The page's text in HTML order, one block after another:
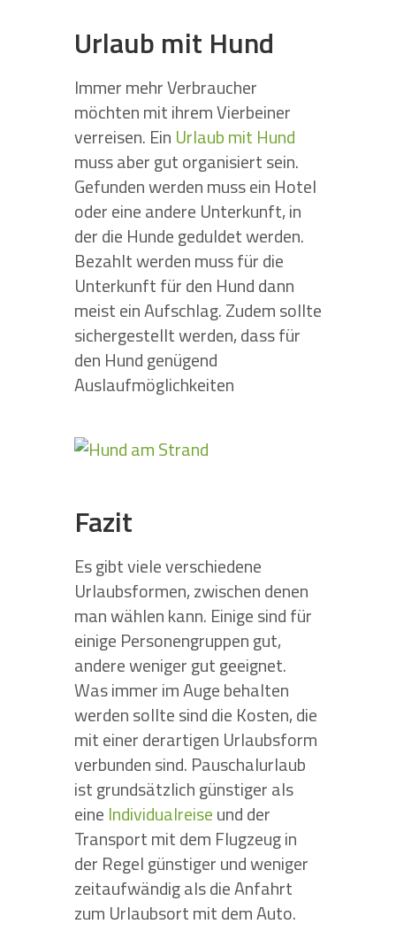
Urlaub mit Hund
Immer mehr Verbraucher
möchten mit ihrem Vierbeiner
verreisen. Ein Urlaub mit Hund
muss aber gut organisiert sein.
Gefunden werden muss ein Hotel
oder eine andere Unterkunft, in
der die Hunde geduldet werden.
Bezahlt werden muss für die
Unterkunft für den Hund dann
meist ein Aufschlag. Zudem sollte
sichergestellt werden, dass für
den Hund genügend
Auslaufmöglichkeiten
Fazit
Es gibt viele verschiedene
Urlaubsformen, zwischen denen
man wählen kann. Einige sind für
einige Personengruppen gut,
andere weniger gut geeignet.
Was immer im Auge behalten
werden sollte sind die Kosten, die
mit einer derartigen Urlaubsform
verbunden sind. Pauschalurlaub
ist grundsätzlich günstiger als
eine Individualreiseund der
Transport mit dem Flugzeug in
der Regel günstiger und weniger
zeitaufwändig als die Anfahrt
zum Urlaubsort mit dem Auto.